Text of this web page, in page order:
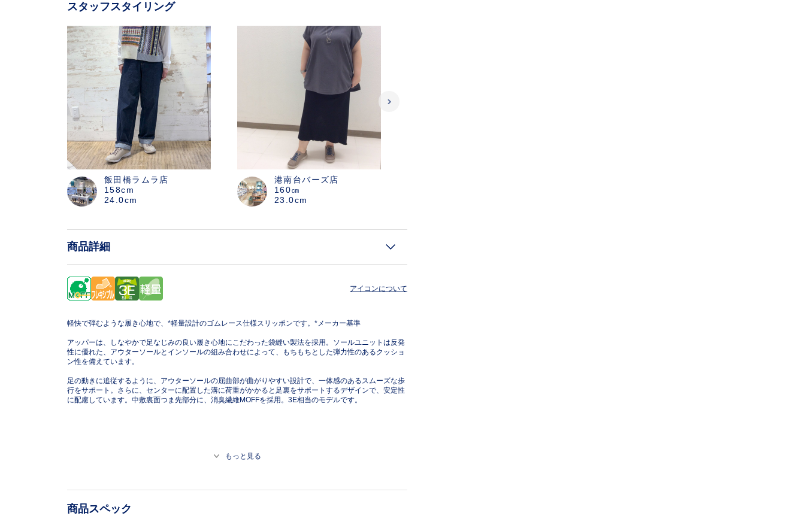
スタッフスタイリング
飯田橋ラムラ店
158cm
24.0cm
港南台バーズ店
160㎝
23.0cm
商品詳細
アイコンについて
軽快で弾むような履き心地で、*軽量設計のゴムレース仕様スリッポンです。*メーカー基準
アッパーは、しなやかで足なじみの良い履き心地にこだわった袋縫い製法を採用。ソールユニットは反発
性に優れた、アウターソールとインソールの組み合わせによって、もちもちとした弾力性のあるクッショ
ン性を備えています。
足の動きに追従するように、アウターソールの屈曲部が曲がりやすい設計で、一体感のあるスムーズな歩
行をサポート。さらに、センターに配置した溝に荷重がかかると足裏をサポートするデザインで、安定性
に配慮しています。中敷裏面つま先部分に、消臭繊維MOFFを採用。3E相当のモデルです。
もっと見る
商品スペック